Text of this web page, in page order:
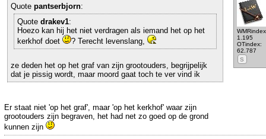
1.195
OTindex:
62.787
S
Quote pantserbjorn:
Quote drakev1:
Hoezo kan hij het niet verdragen als iemand het op het
kerkhof doet
? Terecht levenslang,
ze deden het op het graf van zijn grootouders, begrijpelijk
dat je pissig wordt, maar moord gaat toch te ver vind ik
Er staat niet 'op het graf', maar 'op het kerkhof' waar zijn
grootouders zijn begraven, het had net zo goed op de grond
kunnen zijn